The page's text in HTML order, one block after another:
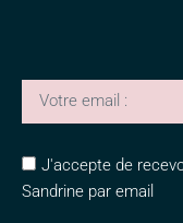
J'accepte de
Sandrine par email